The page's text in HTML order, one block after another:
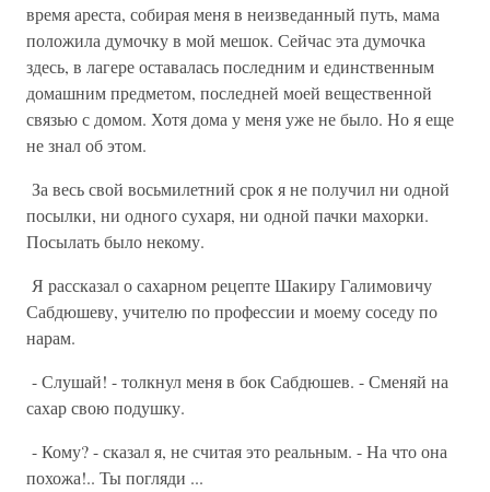
время ареста, собирая меня в неизведанный путь, мама
положила думочку в мой мешок. Сейчас эта думочка
здесь, в лагере оставалась последним и единственным
домашним предметом, последней моей вещественной
связью с домом. Хотя дома у меня уже не было. Но я еще
не знал об этом.
За весь свой восьмилетний срок я не получил ни одной
посылки, ни одного сухаря, ни одной пачки махорки.
Посылать было некому.
Я рассказал о сахарном рецепте Шакиру Галимовичу
Сабдюшеву, учителю по профессии и моему соседу по
нарам.
- Слушай! - толкнул меня в бок Сабдюшев. - Сменяй на
сахар свою подушку.
- Кому? - сказал я, не считая это реальным. - На что она
похожа!.. Ты погляди ...